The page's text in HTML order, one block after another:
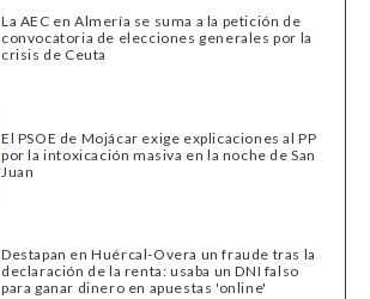
La AEC en Almería se suma a la petición de
convocatoria de elecciones generales por la
crisis de Ceuta
El PSOE de Mojácar exige explicaciones al PP
por la intoxicación masiva en la noche de San
Juan
Destapan en Huércal-Overa un fraude tras la
declaración de la renta: usaba un DNI falso
para ganar dinero en apuestas 'online'